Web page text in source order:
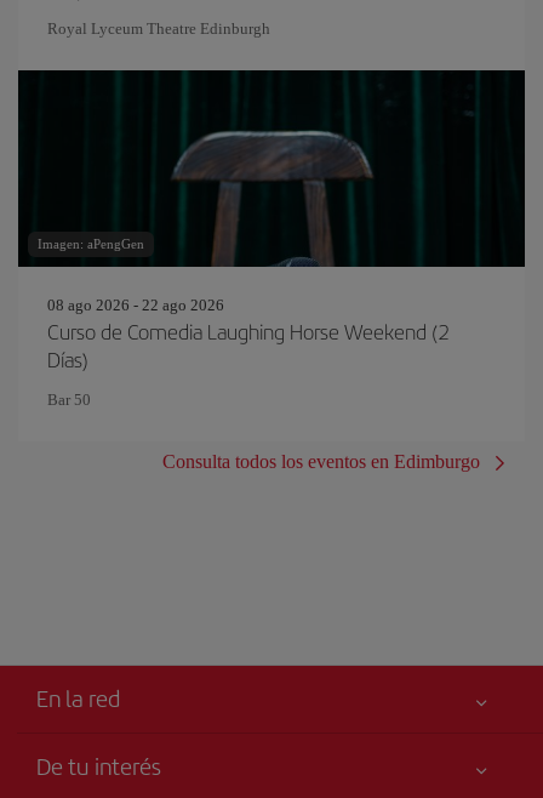
Royal Lyceum Theatre Edinburgh
Imagen: aPengGen
08 ago 2026 - 22 ago 2026
Curso de Comedia Laughing Horse Weekend (2
Días)
Bar 50
Consulta todos los eventos en Edimburgo
En la red
De tu interés